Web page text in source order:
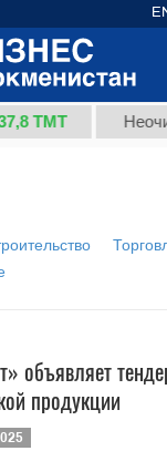
ТМТ
объявляет
продукции